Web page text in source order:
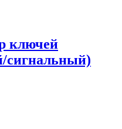
ключей
сигнальный)